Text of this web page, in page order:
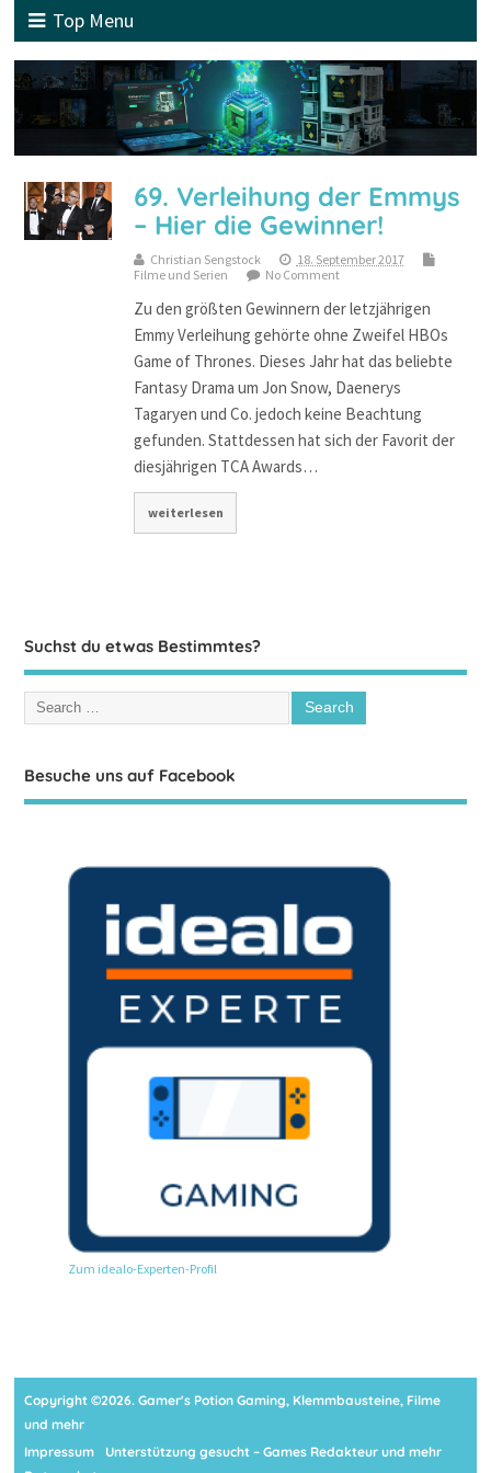
Top Menu
69. Verleihung der Emmys
– Hier die Gewinner!
Christian Sengstock
18. September 2017
Filme und Serien
No Comment
Zu den größten Gewinnern der letzjährigen
Emmy Verleihung gehörte ohne Zweifel HBOs
Game of Thrones. Dieses Jahr hat das beliebte
Fantasy Drama um Jon Snow, Daenerys
Tagaryen und Co. jedoch keine Beachtung
gefunden. Stattdessen hat sich der Favorit der
diesjährigen TCA Awards…
weiterlesen
Suchst du etwas Bestimmtes?
Besuche uns auf Facebook
Zum idealo-Experten-Profil
Copyright ©2026. Gamer's Potion Gaming, Klemmbausteine, Filme
und mehr
Impressum
Unterstützung gesucht – Games Redakteur und mehr